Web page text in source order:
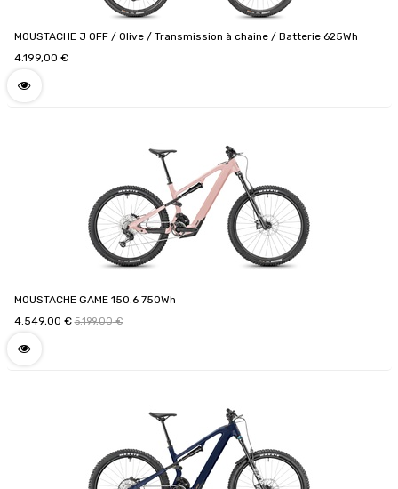
MOUSTACHE J OFF / Olive / Transmission à chaine / Batterie 625Wh
4.199,00 €
MOUSTACHE GAME 150.6 750Wh
4.549,00 € 5.199,00€